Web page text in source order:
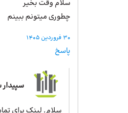
سلام وقت بخیر
چطوری میتونم ببینم
30 فروردین 1405
پاسخ